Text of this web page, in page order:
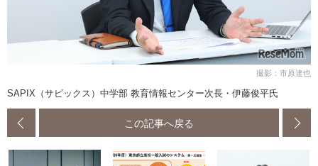
撮影：市原達也
SAPIX（サピックス）中学部 教育情報センター次長・伊藤俊平氏
この記事へ戻る